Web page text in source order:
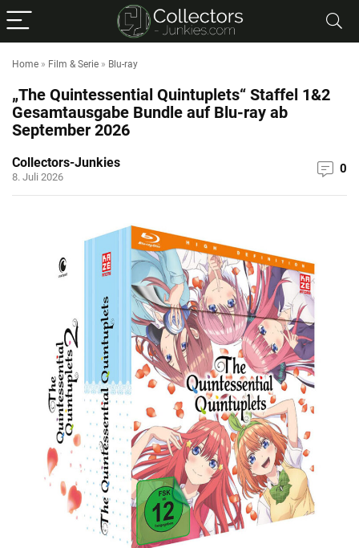
Home » Film & Serie » Blu-ray
„The Quintessential Quintuplets“ Staffel 1&2
Gesamtausgabe Bundle auf Blu-ray ab
September 2026
Collectors-Junkies
8. Juli 2026
0